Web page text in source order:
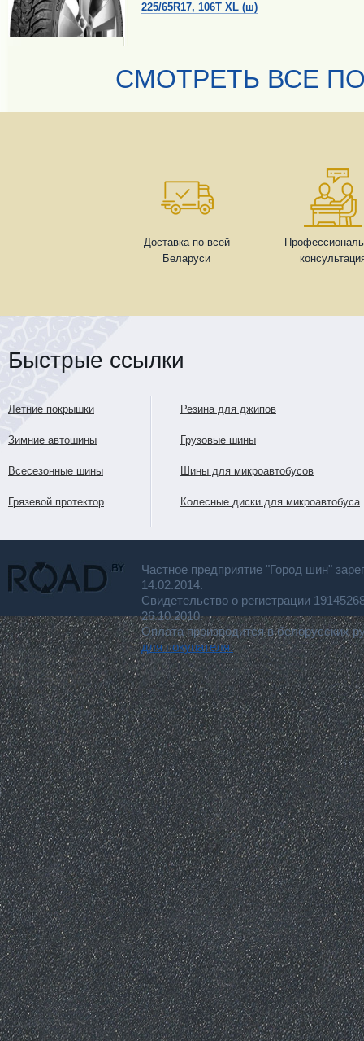
225/65R17, 106T XL (ш)
СМОТРЕТЬ ВСЕ
Доставка по всей
Беларуси
Быстрые ссылки
Летние покрышки
Зимние автошины
Всесезонные шины
Грязевой протектор
Резина для джипов
Грузовые шины
Шины для микроавтобусов
Колесные диски для микроавтобуса
Частное предприятие "Город шин"
14.02.2014.
Свидетельство о регистрации
26.10.2010.
Оплата производится в белорусских
для покупателя.